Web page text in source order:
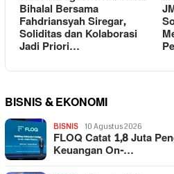
Bihalal Bersama
Fahdriansyah Siregar,
Soliditas dan Kolaborasi
Jadi Priori…
BISNIS & EKONOMI
BISNIS 10 Agustus 2026
FLOQ Catat 1,8 Juta
Keuangan On-…